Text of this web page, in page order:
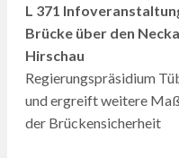
L 371
Brücke über den
Hirschau
Regierungspräsidium
und ergreift weitere
der Brückensicherheit